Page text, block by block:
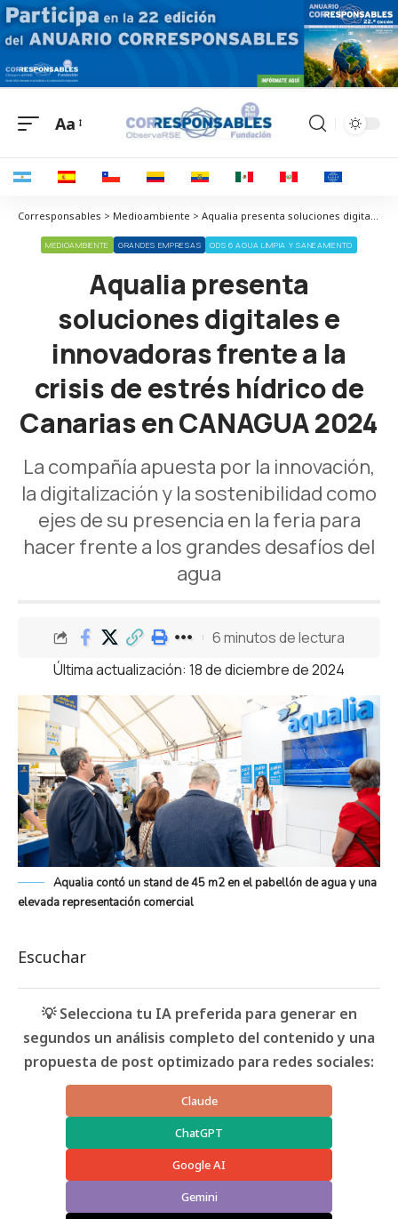
Aa
Corresponsables > Medioambiente > Aqualia presenta soluciones digitales e innovadoras frente a la crisis de estrés hídrico de Canarias en CANAGUA 2024
MEDIOAMBIENTE GRANDES EMPRESAS ODS 6 AGUA LIMPIA Y SANEAMIENTO
Aqualia presenta
soluciones digitales e
innovadoras frente a la
crisis de estrés hídrico de
Canarias en CANAGUA 2024
La compañía apuesta por la innovación,
la digitalización y la sostenibilidad como
ejes de su presencia en la feria para
hacer frente a los grandes desafíos del
agua
Última actualización: 18 de diciembre de 2024
6 minutos de lectura
Aqualia contó un stand de 45 m2 en el pabellón de agua y una
elevada representación comercial
Escuchar
💡 Selecciona tu IA preferida para generar en
segundos un análisis completo del contenido y una
propuesta de post optimizado para redes sociales:
Claude
ChatGPT
Google AI
Gemini